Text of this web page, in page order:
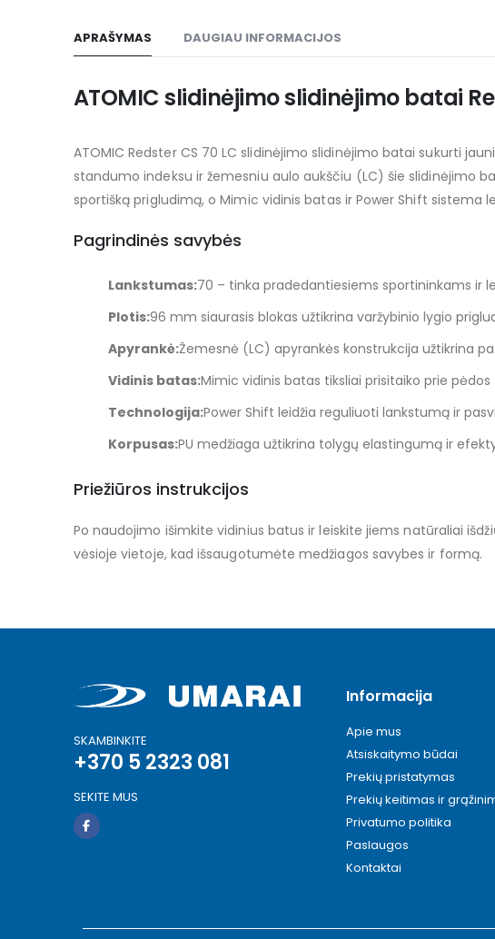
the
of
gallery
APRAŠYMAS
ATOMIC slidinėjimo slidinėjimo batai
ATOMIC Redster CS 70 LC slidinėjimo slidinėjimo batai sukurti
standumo indeksu ir žemesniu aulo aukščiu (LC) šie slidinėjimo
sportišką prigludimą, o Mimic vidinis batas ir Power Shift sistema
Pagrindinės savybės
Lankstumas:70 – tinka pradedantiesiems sportininkams ir
Plotis:96 mm siaurasis blokas užtikrina varžybinio lygio
Apyrankė:Žemesnė (LC) apyrankės konstrukcija užtikrina
Vidinis batas:Mimic vidinis batas tiksliai prisitaiko prie
Technologija:Power Shift leidžia reguliuoti lankstumą ir
Korpusas:PU medžiaga užtikrina tolygų elastingumą ir
Priežiūros instrukcijos
Po naudojimo išimkite vidinius batus ir leiskite jiems natūraliai
vėsioje vietoje, kad išsaugotumėte medžiagos savybes ir formą.
DAUGIAU INFORMACIJOS
SKAMBINKITE
+370 5 2323 081
SEKITE MUS
Informacija
Apie mus
Atsiskaitymo būdai
Prekių pristatymas
Prekių keitimas ir
Privatumo politika
Paslaugos
Kontaktai